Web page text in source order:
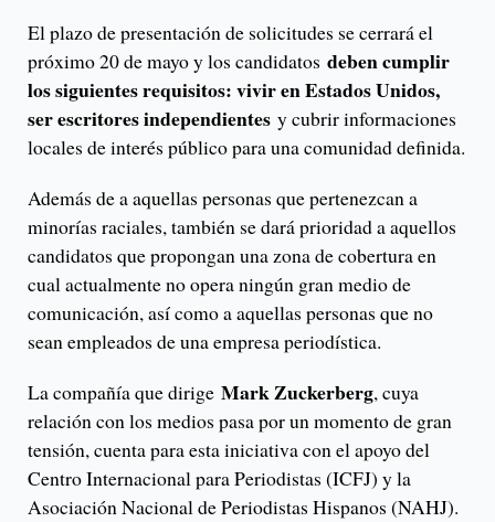
El plazo de presentación de solicitudes se cerrará el
próximo 20 de mayo y los candidatos deben cumplir
los siguientes requisitos: vivir en Estados Unidos,
ser escritores independientes y cubrir informaciones
locales de interés público para una comunidad definida.
Además de a aquellas personas que pertenezcan a
minorías raciales, también se dará prioridad a aquellos
candidatos que propongan una zona de cobertura en
cual actualmente no opera ningún gran medio de
comunicación, así como a aquellas personas que no
sean empleados de una empresa periodística.
La compañía que dirige Mark Zuckerberg, cuya
relación con los medios pasa por un momento de gran
tensión, cuenta para esta iniciativa con el apoyo del
Centro Internacional para Periodistas (ICFJ) y la
Asociación Nacional de Periodistas Hispanos (NAHJ).